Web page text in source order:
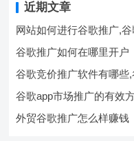
近期文章
网站如何进行谷歌推广,
谷歌推广如何在哪里开户
谷歌竞价推广软件有哪些
谷歌app市场推广的有效
外贸谷歌推广怎么样赚钱